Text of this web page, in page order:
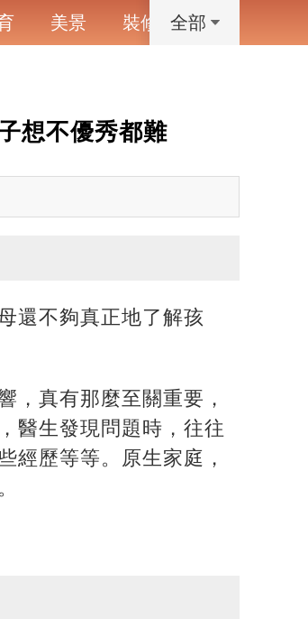
美景 裝修 寵物
全部
想不優秀都難
還不夠真正地了解孩
，真有那麼至關重要，
醫生發現問題時，往往
經歷等等。原生家庭，